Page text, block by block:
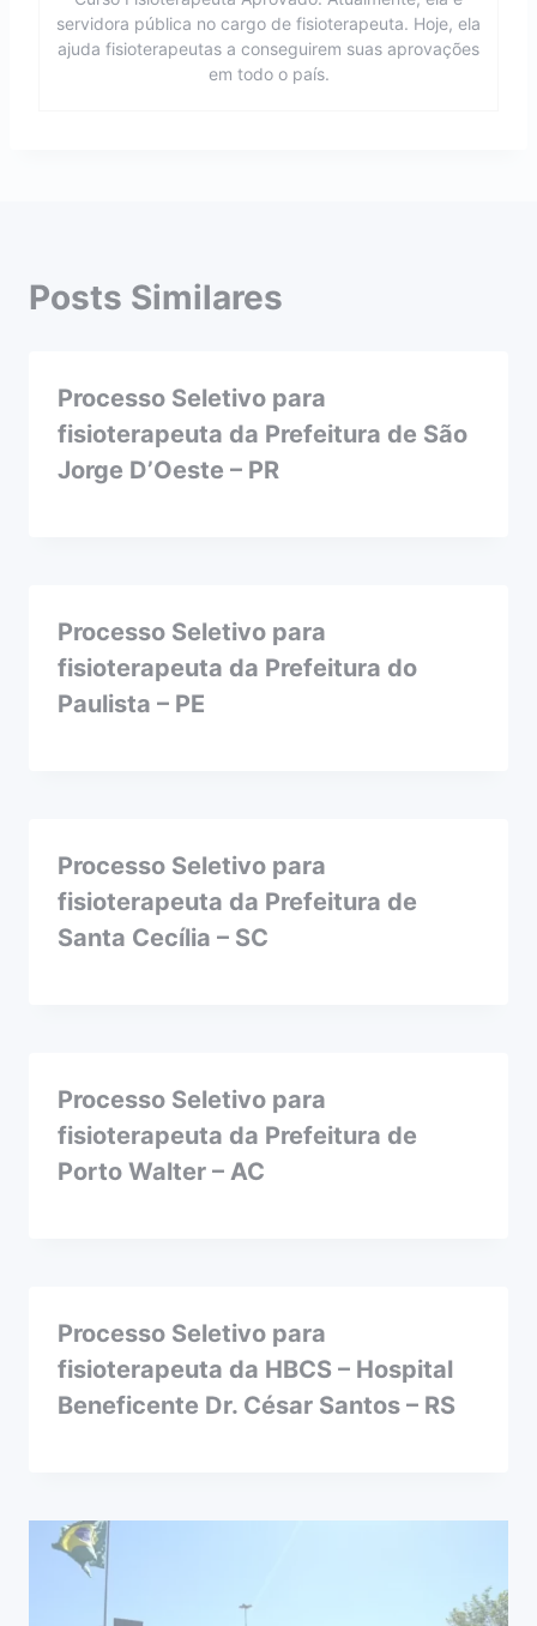
servidora pública no cargo de fisioterapeuta. Hoje, ela
ajuda fisioterapeutas a conseguirem suas aprovações
em todo o país.
Posts Similares
Processo Seletivo para
fisioterapeuta da Prefeitura de São
Jorge D’Oeste – PR
Processo Seletivo para
fisioterapeuta da Prefeitura do
Paulista – PE
Processo Seletivo para
fisioterapeuta da Prefeitura de
Santa Cecília – SC
Processo Seletivo para
fisioterapeuta da Prefeitura de
Porto Walter – AC
Processo Seletivo para
fisioterapeuta da HBCS – Hospital
Beneficente Dr. César Santos – RS